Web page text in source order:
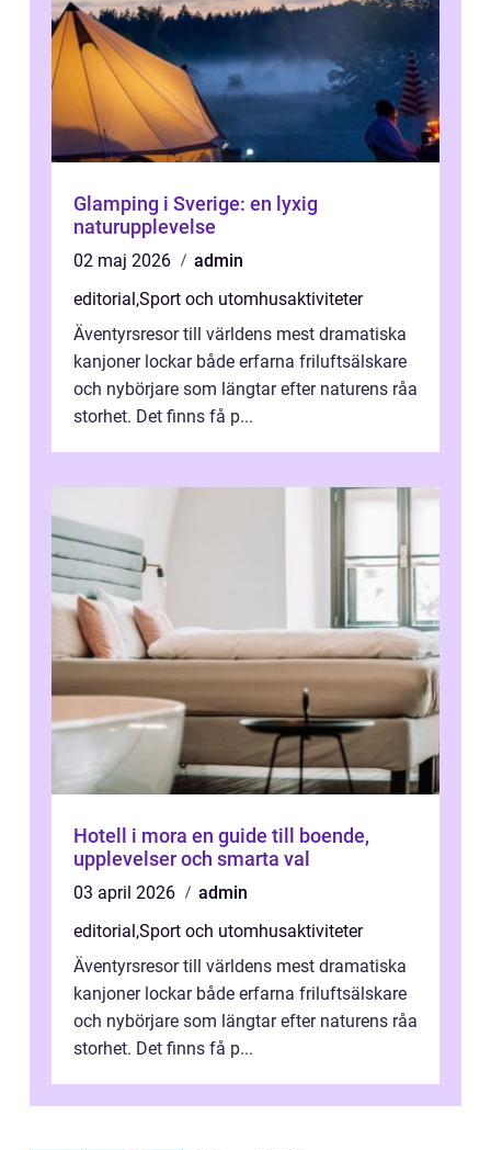
Glamping i Sverige: en lyxig
naturupplevelse
02 maj 2026
admin
editorial ,Sport och utomhusaktiviteter
Äventyrsresor till världens mest dramatiska
kanjoner lockar både erfarna friluftsälskare
och nybörjare som längtar efter naturens råa
storhet. Det finns få p...
Hotell i mora en guide till boende,
upplevelser och smarta val
03 april 2026
admin
editorial ,Sport och utomhusaktiviteter
Äventyrsresor till världens mest dramatiska
kanjoner lockar både erfarna friluftsälskare
och nybörjare som längtar efter naturens råa
storhet. Det finns få p...